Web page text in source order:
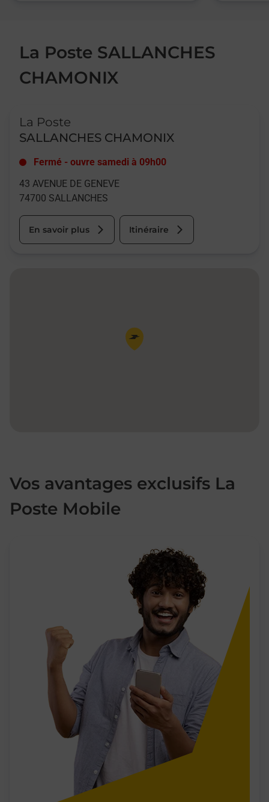
La Poste SALLANCHES
CHAMONIX
La Poste
SALLANCHES CHAMONIX
Fermé - ouvre samedi à 09h00
43 AVENUE DE GENEVE
74700 SALLANCHES
En savoir plus Itinéraire
Pin de la carte
Vos avantages exclusifs La
Poste Mobile